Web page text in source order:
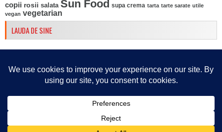
copii rosii salata Sun Food supa crema tarta tarte sarate utile
vegan vegetarian
LAUDA DE SINE
Retete culinare din Tara bucatelor